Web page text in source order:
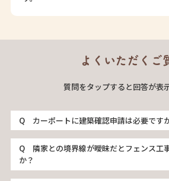
よくいただくご
質問をタップすると回答が表
カーポートに建築確認申請は必要です
隣家との境界線が曖昧だとフェンス工
か？